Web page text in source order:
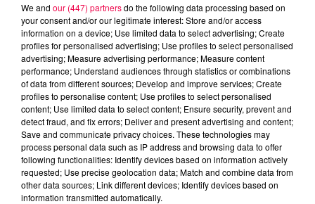
3 août 2026
PRÉVIFEUX : "il faut avoir une culture du risque"
dans les Vosges
We and our (447) partnersdo the following data processing based on
your consent and/or our legitimate interest: Store and/or access
information on a device; Use limited data to select advertising; Create
profiles for personalised advertising; Use profiles to select personalised
advertising; Measure advertising performance; Measure content
performance; Understand audiences through statistics or combinations
of data from different sources; Develop and improve services; Create
profiles to personalise content; Use profiles to select personalised
content; Use limited data to select content; Ensure security, prevent and
detect fraud, and fix errors; Deliver and present advertising and content;
Save and communicate privacy choices. These technologies may
process personal data such as IP address and browsing data to offer
following functionalities: Identify devices based on information actively
requested; Use precise geolocation data; Match and combine data from
other data sources; Link different devices; Identify devices based on
information transmitted automatically.